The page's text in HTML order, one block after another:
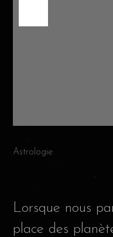
Astrologie
Lorsque nous
place des